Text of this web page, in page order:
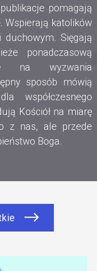
pomagają
Wspierają katolików
Sięgają
ponadczasową
na wyzwania
sposób mówią
współczesnego
Kościół na miarę
z nas, ale przede
Boga.